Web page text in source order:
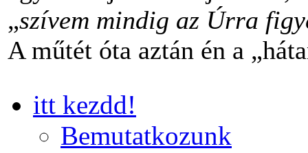
„szívem mindig az Úrra
A műtét óta aztán én a
itt kezdd!
Bemutatkozunk